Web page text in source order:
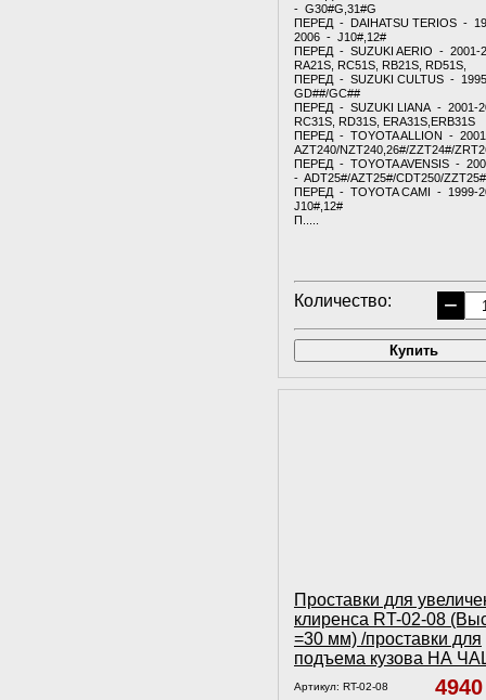
- G30#G,31#G
ПЕРЕД - DAIHATSU TERIOS -
2006 - J10#,12#
ПЕРЕД - SUZUKI AERIO - 2001-
RA21S, RC51S, RB21S, RD51S,
ПЕРЕД - SUZUKI CULTUS -
GD##/GC##
ПЕРЕД - SUZUKI LIANA - 2001-
RC31S, RD31S, ERA31S,ERB31S
ПЕРЕД - TOYOTA ALLION -
AZT240/NZT240,26#/ZZT24#/
ПЕРЕД - TOYOTA AVENSIS -
- ADT25#/AZT25#/CDT250/ZZT25#
ПЕРЕД - TOYOTA CAMI - 1999-
J10#,12#
П.....
Количество: −
Купить
Проставки для
клиренса RT-02-08
=30 мм) /проставки для
подъема кузова НА
Артикул: RT-02-08